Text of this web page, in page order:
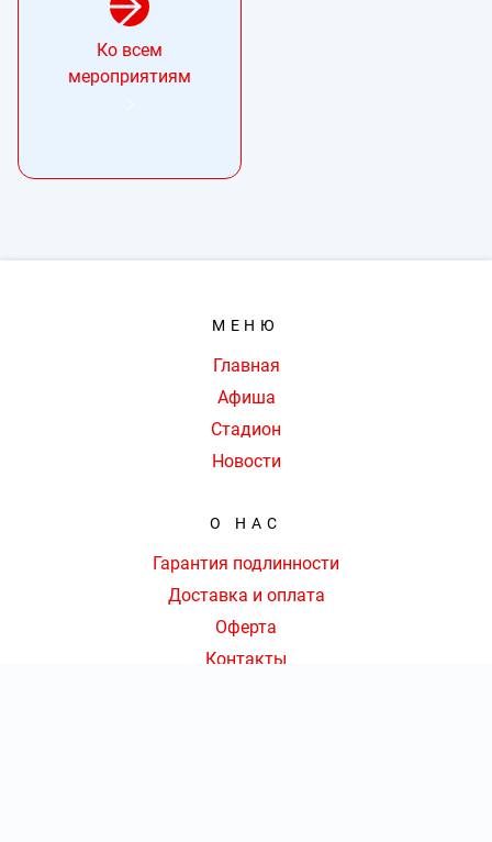
Ко всем
мероприятиям
МЕНЮ
Главная
Афиша
Стадион
Новости
О НАС
Гарантия подлинности
Доставка и оплата
Оферта
Контакты